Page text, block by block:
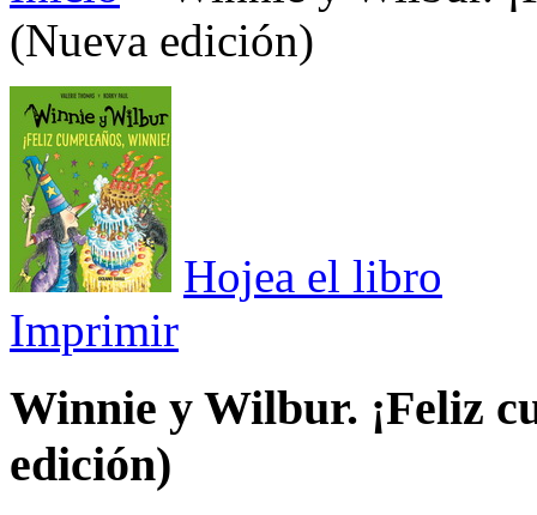
(Nueva edición)
Hojea el libro
Imprimir
Winnie y Wilbur. ¡Feliz
edición)